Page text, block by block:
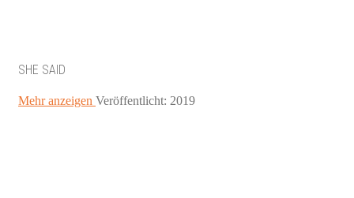
SHE SAID
Mehr anzeigen Veröffentlicht: 2019